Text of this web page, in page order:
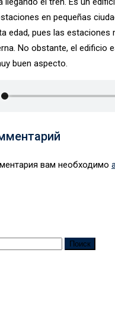
en pequeñas
edad, pues las estaciones
No obstante, el edificio
buen aspecto.
вам необходимо